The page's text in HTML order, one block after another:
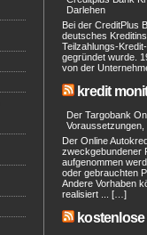
Darlehen
Bei der CreditPlus
deutsches
Teilzahlungs-
gegründet wurde.
von der
kredit
Der Targobank
Voraussetzungen,
Der Online
zweckgebundener
aufgenommen
oder gebrauchten
Andere Vorhaben
realisiert ... […]